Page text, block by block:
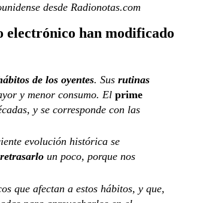
desde Radionotas.com
han modificado
de los oyentes. Sus rutinas
y menor consumo. El prime
y se corresponde con las
evolución histórica se
retrasarlo un poco, porque nos
que afectan a estos hábitos, y que,